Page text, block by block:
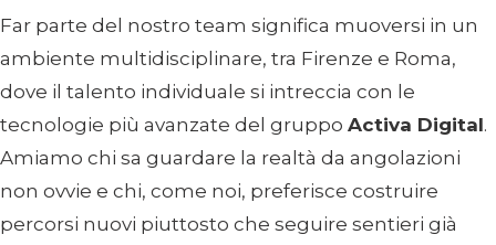
Far parte del nostro team significa muoversi in un
ambiente multidisciplinare, tra Firenze e Roma,
dove il talento individuale si intreccia con le
tecnologie più avanzate del gruppo Activa Digital.
Amiamo chi sa guardare la realtà da angolazioni
non ovvie e chi, come noi, preferisce costruire
percorsi nuovi piuttosto che seguire sentieri già